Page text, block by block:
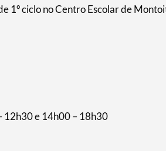
1º ciclo no Centro Escolar de
12h30 e 14h00 – 18h30